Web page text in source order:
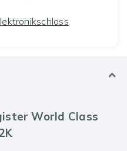
World Class